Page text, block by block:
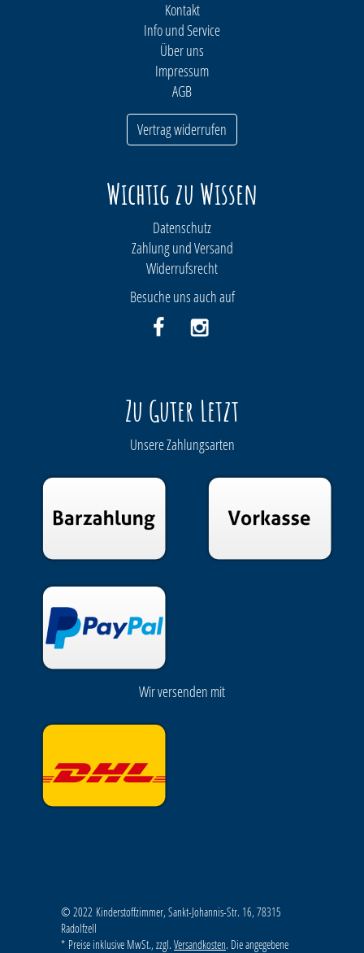
Kontakt
Info und Service
Über uns
Impressum
AGB
Vertrag widerrufen
Wichtig zu Wissen
Datenschutz
Zahlung und Versand
Widerrufsrecht
Besuche uns auch auf
Zu Guter Letzt
Unsere Zahlungsarten
Wir versenden mit
© 2022 Kinderstoffzimmer, Sankt-Johannis-Str. 16, 78315
Radolfzell
* Preise inklusive MwSt., zzgl. Versandkosten. Die angegebene